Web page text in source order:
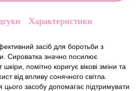
Характеристики
засіб для боротьби з
Сироватка значно посилює
помітно коригує вікові зміни та
від впливу сонячного світла.
цього засобу допомагає підтримувати